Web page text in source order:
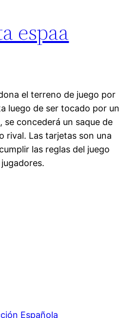
espaa
el terreno de juego por
luego de ser tocado por un
se concederá un saque de
rival. Las tarjetas son una
las reglas del juego
Española